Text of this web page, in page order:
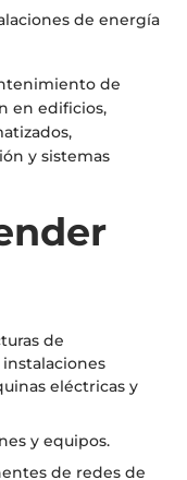
de energía
de
en edificios,
y sistemas
de
eléctricas y
y equipos.
de redes de